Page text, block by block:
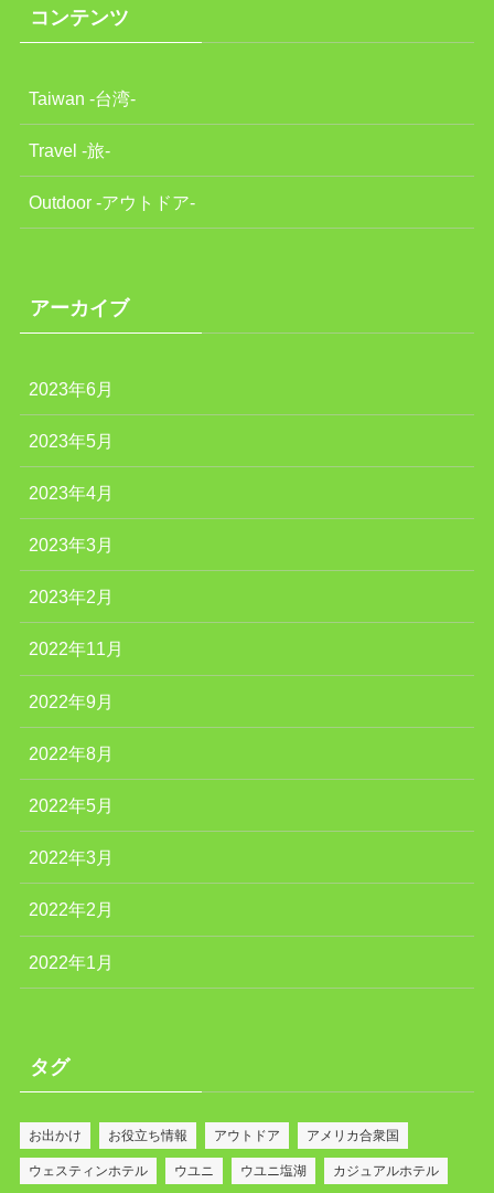
コンテンツ
Taiwan -台湾-
Travel -旅-
Outdoor -アウトドア-
アーカイブ
2023年6月
2023年5月
2023年4月
2023年3月
2023年2月
2022年11月
2022年9月
2022年8月
2022年5月
2022年3月
2022年2月
2022年1月
タグ
お出かけ お役立ち情報 アウトドア アメリカ合衆国
ウェスティンホテル ウユニ ウユニ塩湖 カジュアルホテル